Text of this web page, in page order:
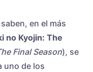
en el más
no Kyojin: The
Final Season), se
uno de los